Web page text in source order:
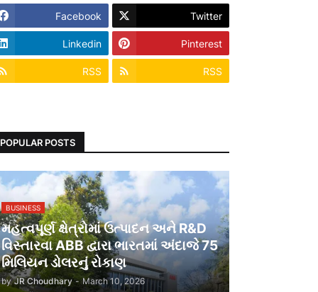
Facebook Twitter
Linkedin Pinterest
RSS RSS
POPULAR POSTS
BUSINESS
મહત્વપૂર્ણ ક્ષેત્રોમાં ઉત્પાદન અને R&D
વિસ્તારવા ABB દ્વારા ભારતમાં અંદાજે 75
મિલિયન ડોલરનું રોકાણ
by JR Choudhary - March 10, 2026